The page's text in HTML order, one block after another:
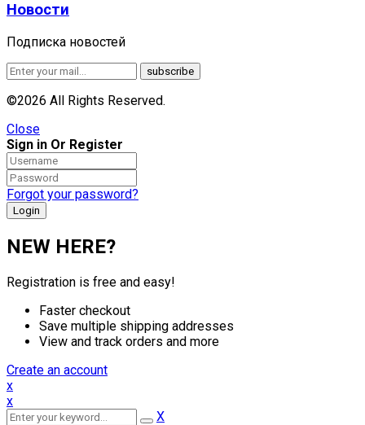
Новости
Подписка новостей
©2026 All Rights Reserved.
Close
Sign in Or Register
Forgot your password?
NEW HERE?
Registration is free and easy!
Faster checkout
Save multiple shipping addresses
View and track orders and more
Create an account
x
x
X